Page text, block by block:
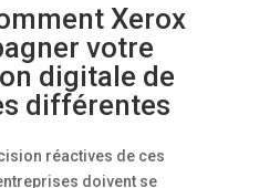
Xerox
votre
digitale de
différentes
réactives de ces
doivent se